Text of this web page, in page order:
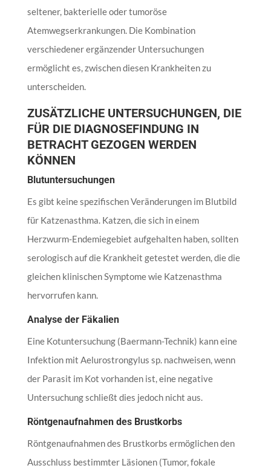
seltener, bakterielle oder tumoröse
Atemwegserkrankungen. Die Kombination
verschiedener ergänzender Untersuchungen
ermöglicht es, zwischen diesen Krankheiten zu
unterscheiden.
ZUSÄTZLICHE UNTERSUCHUNGEN, DIE
FÜR DIE DIAGNOSEFINDUNG IN
BETRACHT GEZOGEN WERDEN
KÖNNEN
Blutuntersuchungen
Es gibt keine spezifischen Veränderungen im Blutbild
für Katzenasthma. Katzen, die sich in einem
Herzwurm-Endemiegebiet aufgehalten haben, sollten
serologisch auf die Krankheit getestet werden, die die
gleichen klinischen Symptome wie Katzenasthma
hervorrufen kann.
Analyse der Fäkalien
Eine Kotuntersuchung (Baermann-Technik) kann eine
Infektion mit Aelurostrongylus sp. nachweisen, wenn
der Parasit im Kot vorhanden ist, eine negative
Untersuchung schließt dies jedoch nicht aus.
Röntgenaufnahmen des Brustkorbs
Röntgenaufnahmen des Brustkorbs ermöglichen den
Ausschluss bestimmter Läsionen (Tumor, fokale